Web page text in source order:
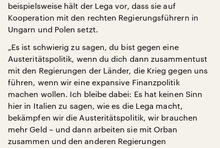
beispielsweise hält der Lega vor, dass sie auf
Kooperation mit den rechten Regierungsführern in
Ungarn und Polen setzt.
„Es ist schwierig zu sagen, du bist gegen eine
Austeritätspolitik, wenn du dich dann zusammentust
mit den Regierungen der Länder, die Krieg gegen uns
führen, wenn wir eine expansive Finanzpolitik
machen wollen. Ich bleibe dabei: Es hat keinen Sinn
hier in Italien zu sagen, wie es die Lega macht,
bekämpfen wir die Austeritätspolitik, wir brauchen
mehr Geld – und dann arbeiten sie mit Orban
zusammen und den anderen Regierungen